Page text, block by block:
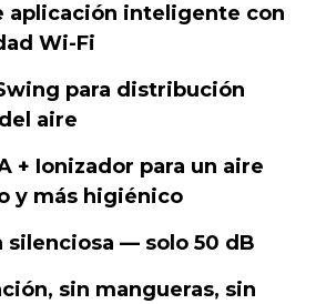
aplicación inteligente con
Wi-Fi
para distribución
aire
+ Ionizador para un aire
y más higiénico
silenciosa — solo 50 dB
sin mangueras, sin